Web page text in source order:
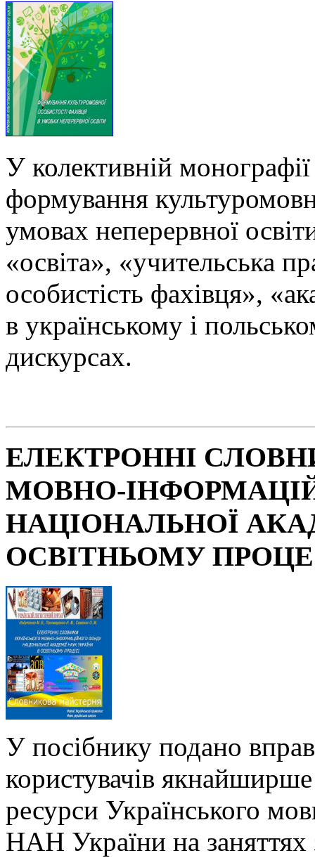
У колективній
формування
умовах неперервної
«освіта», «учительська
особистість фахівця»,
в українському і
дискурсах.
ЕЛЕКТРОННІ
МОВНО-
НАЦІОНАЛЬНОЇ
ОСВІТНЬОМУ
У посібнику подано
користувачів
ресурси Українського
НАН України на заняттях